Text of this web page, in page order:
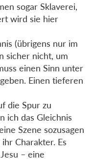
sogar Sklaverei,
wird sie hier
(übrigens nur im
sicher nicht, um
einen Sinn unter
Einen tieferen
die Spur zu
ich das Gleichnis
Szene sozusagen
Charakter. Es
– eine